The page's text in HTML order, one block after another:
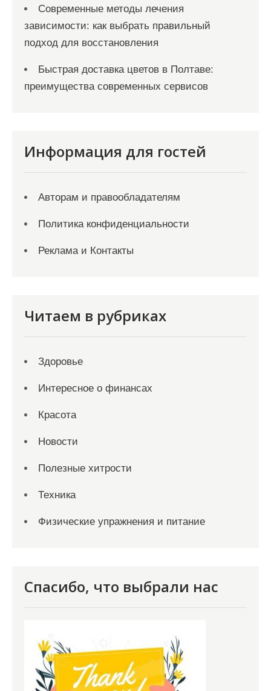
Современные методы лечения
зависимости: как выбрать правильный
подход для восстановления
Быстрая доставка цветов в Полтаве:
преимущества современных сервисов
Информация для гостей
Авторам и правообладателям
Политика конфиденциальности
Реклама и Контакты
Читаем в рубриках
Здоровье
Интересное о финансах
Красота
Новости
Полезные хитрости
Техника
Физические упражнения и питание
Спасибо, что выбрали нас